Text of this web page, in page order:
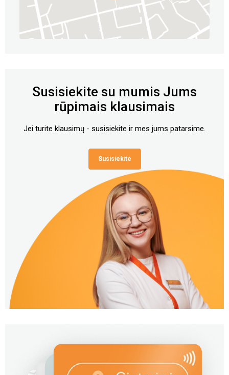
Susisiekite su mumis Jums
rūpimais klausimais
Jei turite klausimų - susisiekite ir mes jums patarsime.
Susisiekite